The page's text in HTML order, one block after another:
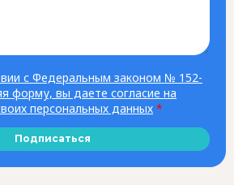
с Федеральным законом № 152-
форму, вы даете согласие на
персональных данных *
Подписаться